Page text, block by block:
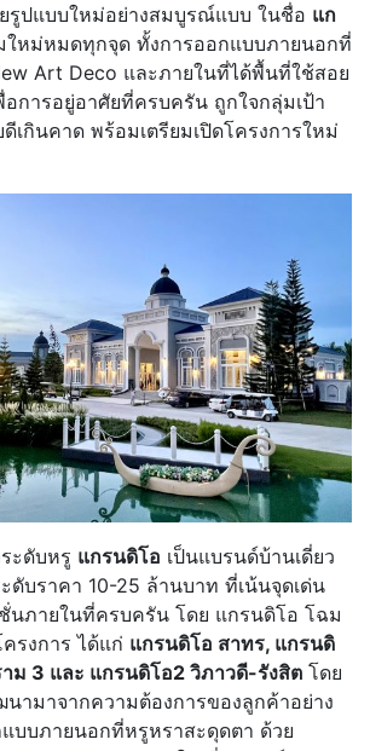
รูปแบบใหม่อย่างสมบูรณ์แบบ ในชื่อ แก
ใหม่หมดทุกจุด ทั้งการออกแบบภายนอกที่
Art Deco และภายในที่ได้พื้นที่ใช้สอย
การอยู่อาศัยที่ครบครัน ถูกใจกลุ่มเป้า
เกินคาด พร้อมเตรียมเปิดโครงการใหม่
ะดับหรู แกรนดิโอ เป็นแบรนด์บ้านเดี่ยว
ดับราคา 10-25 ล้านบาท ที่เน้นจุดเด่น
นภายในที่ครบครัน โดย แกรนดิโอ โฉม
รงการ ได้แก่ แกรนดิโอ สาทร, แกรนดิ
ม 3 และ แกรนดิโอ2 วิภาวดี-รังสิต โดย
ามาจากความต้องการของลูกค้าอย่าง
บบภายนอกที่หรูหราสะดุดตา ด้วย